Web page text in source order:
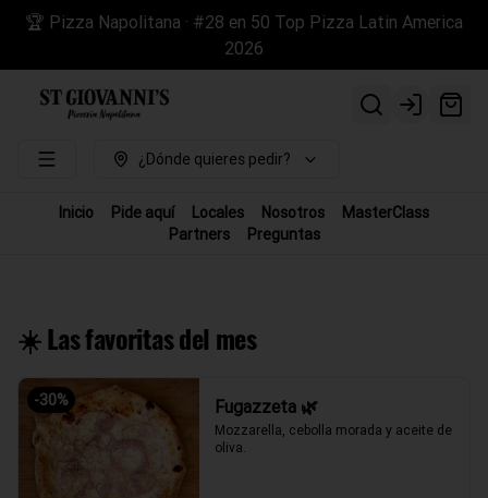
🏆 Pizza Napolitana · #28 en 50 Top Pizza Latin America
2026
Login
¿Dónde quieres pedir?
Inicio Pide aquí Locales Nosotros
MasterClass
Partners
Preguntas
☀️ Las favoritas del mes
-30% Fugazzeta 🌿
Mozzarella, cebolla morada y aceite de
oliva.